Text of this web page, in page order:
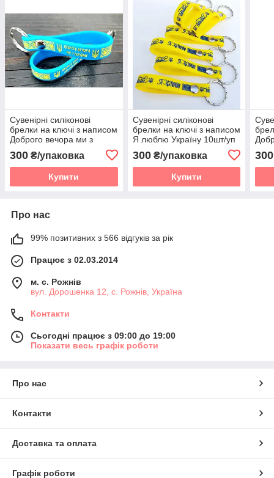
Сувенірні силіконові
брелки на ключі з написом
Доброго вечора ми з
300 ₴/упаковка
Купити
Сувенірні силіконові
брелки на ключі з написом
Я люблю Україну 10шт/уп
300₴/упаковка
Купити
300
Про нас
99% позитивних з 566 відгуків за рік
Працює з 02.03.2014
м. с. Рожнів
вул. Дорошенка 12, с. Рожнів, Україна
Контакти
Сьогодні працює з 09:00 до 19:00
Показати весь графік роботи
Про нас
Контакти
Доставка та оплата
Графік роботи